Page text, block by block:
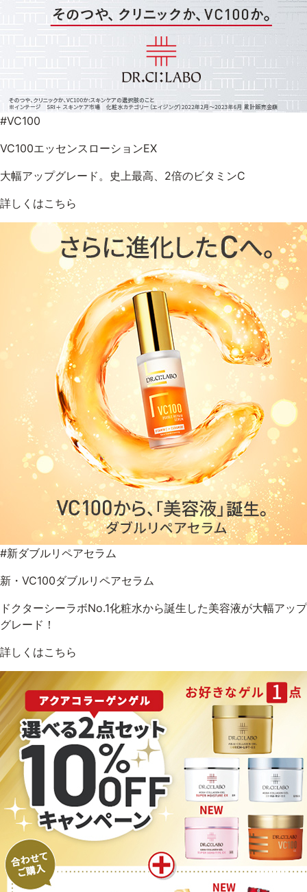
#VC100
VC100エッセンスローションEX
大幅アップグレード。史上最高、2倍のビタミンC
詳しくはこちら
#新ダブルリペアセラム
新・VC100ダブルリペアセラム
ドクターシーラボNo.1化粧水から誕生した美容液が大幅アップ
グレード！
詳しくはこちら